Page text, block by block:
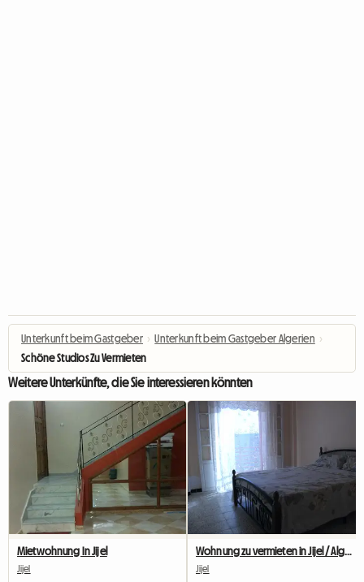
Unterkunft beim Gastgeber › Unterkunft beim Gastgeber Algerien ›
Schöne Studios Zu Vermieten
Weitere Unterkünfte, die Sie interessieren könnten
Mietwohnung In Jijel
Jijel
Wohnung zu vermieten in Jijel / Algerien
Jijel